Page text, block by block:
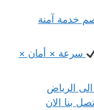
الى ينبع بـ35%خصم خدمة آمنة
سرعة × أمان ×
الرياض